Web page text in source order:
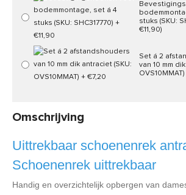
stuks (SKU:
€11,90)
Set á 2
van 10 mm
OVS10MMAT)
Omschrijving
Uittrekbaar schoenenrek
Schoenenrek uittrekbaar
Handig en overzichtelijk opbergen van